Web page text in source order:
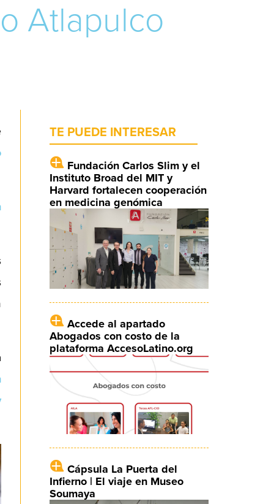
Atlapulco
TE PUEDE INTERESAR
Fundación Carlos Slim y el
Instituto Broad del MIT y
Harvard fortalecen cooperación
en medicina genómica
Accede al apartado
Abogados con costo de la
plataforma AccesoLatino.org
Cápsula La Puerta del
Infierno | El viaje en Museo
Soumaya